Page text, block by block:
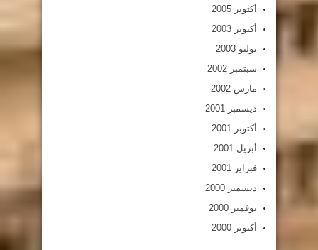
أكتوبر 2005
أكتوبر 2003
يوليو 2003
سبتمبر 2002
مارس 2002
ديسمبر 2001
أكتوبر 2001
أبريل 2001
فبراير 2001
ديسمبر 2000
نوفمبر 2000
أكتوبر 2000